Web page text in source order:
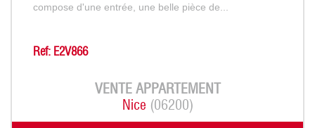
compose d'une entrée, une belle pièce de...
Ref: E2V866
VENTE APPARTEMENT
Nice (06200)